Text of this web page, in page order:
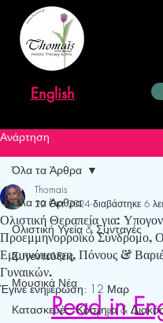
English
Ανάρτηση
Όλα τα Άρθρα
Ολιστική Υγεία & Συνταγές
Συνεντεύξεις
Μουσικά Νέα
Κατασκευές, Κόσμημα &
Όλα τα Άρθρα
Ολιστική Θεραπεία για:
Προεμμηνορροϊκό Σύνδρομο,
Εμμηνόπαυση, Πόνους &
Γυναικών.
Thomais
22 Οκτ 2024 διαβάστηκε 6
Έγινε ενημέρωση: 12 Μαρ
Read in